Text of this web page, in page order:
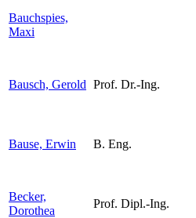
Bauchspies,
Maxi
Bausch, Gerold Prof. Dr.-Ing.
Bause, Erwin B. Eng.
Becker,
Dorothea
Prof. Dipl.-Ing.